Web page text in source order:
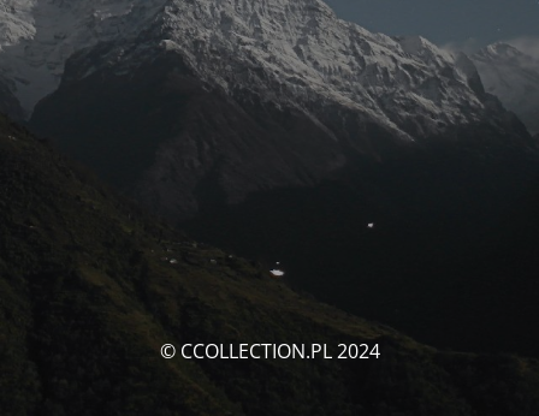
© CCOLLECTION.PL 2024